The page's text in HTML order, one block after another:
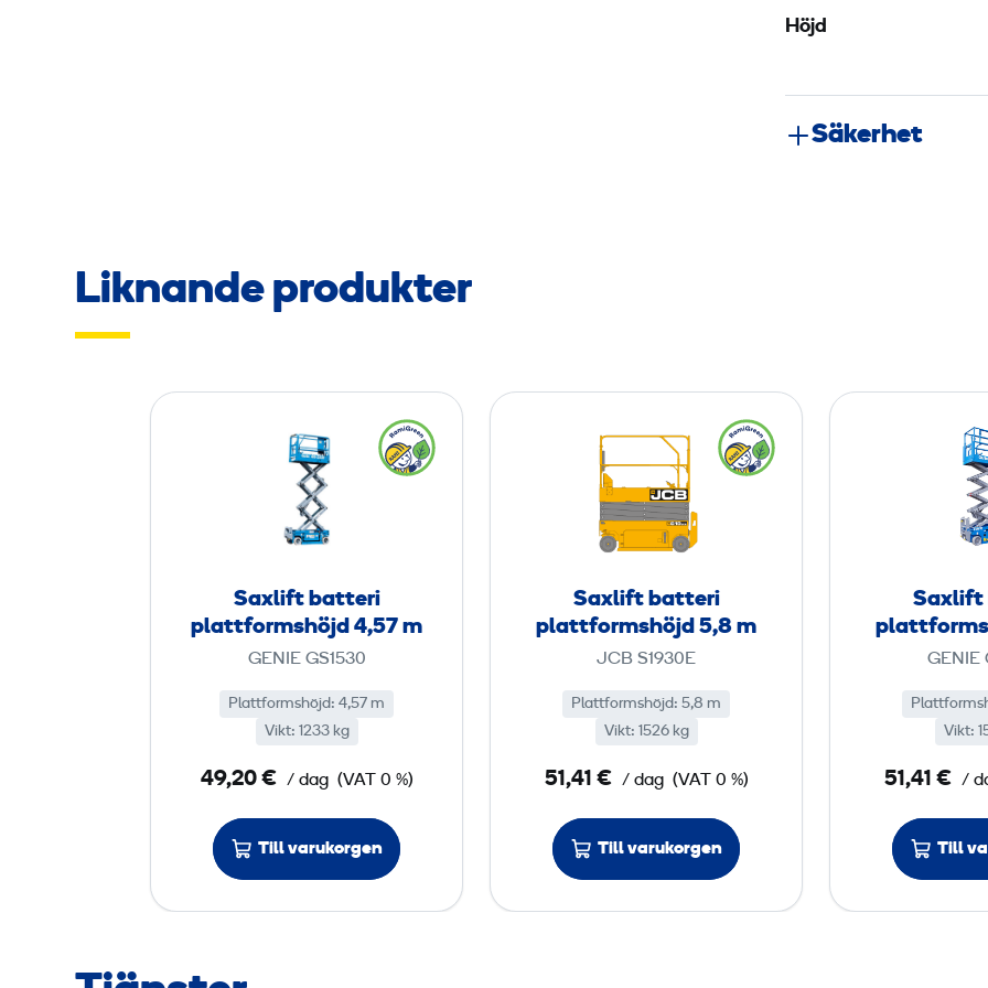
Höjd
Säkerhet
Liknande produkter
a
x
l
i
t
b
t
e
p
l
a
t
Saxlift batteri
plattformshöjd 4,57 m
GENIE GS1530
Plattformshöjd: 4,57 m
Vikt: 1233 kg
49,20 € / dag (VAT 0 %)
Till varukorgen
a
x
i
f
t
b
t
e
p
l
a
t
Saxlift batteri
plattformshöjd 5,8 m
JCB S1930E
Plattformshöjd: 5,8 m
Vikt: 1526 kg
51,41 € / dag (VAT 0 %)
Till varukorgen
l
i
l
Saxlift
GENIE
Vikt:
51,41 € /
Till